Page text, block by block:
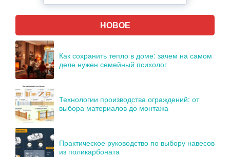
НОВОЕ
Как сохранить тепло в доме: зачем на самом
деле нужен семейный психолог
Технологии производства ограждений: от
выбора материалов до монтажа
Практическое руководство по выбору навесов
из поликарбоната